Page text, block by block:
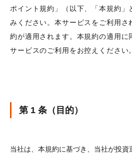
ポイント規約」（以下、「本規約」
みください。本サービスをご利用さ
約が適用されます。本規約の適用に
サービスのご利用をお控えください。
第 1 条（目的）
当社は、本規約に基づき、当社が投